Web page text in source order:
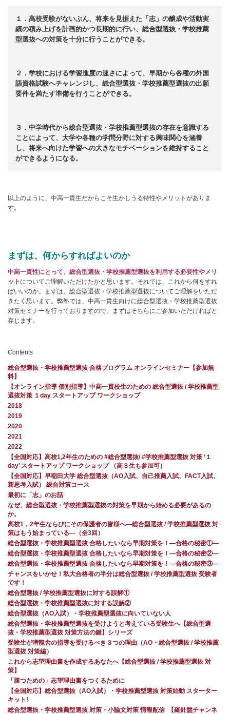
１．高校受験がないぶん、将来を見据えた「志」の醸成や活動実
績の積み上げを計画的かつ長期的に行い、総合型選抜・学校推薦
型選抜への対策を十分に行うことができる。
２．学校における学習進度の速さによって、早期から各種の外国
語資格試験へチャレンジし、総合型選抜・学校推薦型選抜の出願
要件を満たす準備を行うことができる。
３．中学時代から総合型選抜・学校推薦型選抜の存在を意識する
ことによって、大学や各種の学問分野に対する興味関心を涵養
し、将来へ向けた学習への大きなモチベーションを維持すること
ができるようになる。
以上のように、中高一貫生だからこそ生かしうる特性やメリットがありま
す。
まずは、何からすればよいのか
中高一貫性にとって、総合型選抜・学校推薦型選抜を利用する必要性やメリ
ット についてご理解いただけたかと思います。それでは、これから何をすれ
ばいいのか。まずは、総合型選抜・学校推薦型選抜についてご理解をいただ
きたく思います。弊塾では、中高一貫生向けに総合型選抜・学校推薦型選抜
対策セミナーを行っておりますので、まずはそちらにご参加いただければと
存じます。
Contents
総合型選抜・学校推薦型選抜 合格プログラム オンラインセミナー【参加無
料】
【オンライン指導 個別指導】中高一貫校生のための 総合型選抜 / 学校推薦型
選抜対策 １day スタートアップ ワークショップ
2018
2019
2020
2021
2022
【全国対応】高校1,2年生のための #総合型選抜/ #学校推薦型選抜 対策 ‘１
day’ スタートアップ ワークショップ （高３生も参加可）
【全国対応】早稲田大学 総合型選抜（AO入試、自己推薦入試、FACT入試、
新思考入試） 総合対策コース
最初に「志」のお話
なぜ、総合型選抜・学校推薦型選抜の対策を早期から始める必要があるの
か。
高校1，2年生ならびにその保護者の皆様へ―総合型選抜 / 学校推薦型選抜 対
策はもう始まっている―（全3回）
総合型選抜・学校推薦型選抜 合格したいなら早期対策を！—合格の秘密①—
総合型選抜・学校推薦型選抜 合格したいなら早期対策を！—合格の秘密②—
総合型選抜・学校推薦型選抜 合格したいなら早期対策を！—合格の秘密③—
チャンスをいかせ！私大合格者の半分は総合型選抜 / 学校推薦型選抜 受験者
です！
総合型選抜 / 学校推薦型選抜に対する誤解①
総合型選抜・学校推薦型選抜に対する誤解②
総合型選抜（AO入試）・学校推薦型選抜に向いていない人
総合型選抜・学校推薦型選抜を受けようと考えている受験生へ【総合型選
抜・学校推薦型選抜 対策方法の鍵】シリーズ
受験生が潜龍舎の指導を受けるべき３つの理由（AO・総合型選抜 / 学校推薦
型選抜 対策編）
これから志望理由書を作成するあなたへ【総合型選抜 / 学校推薦型選抜 対
策】
「勝つための」志望理由書をつくるために
【全国対応】総合型選抜（AO入試）・学校推薦型選抜 対策始動 スターター
キット!
総合型選抜・学校推薦型選抜 対策・小論文対策 情報配信 【羅針盤チャンネ